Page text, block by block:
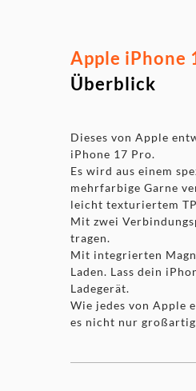
Apple iPhone
Überblick
Dieses von Apple
iPhone 17 Pro.
Es wird aus einem
mehrfarbige Garne
leicht texturiertem
Mit zwei
tragen.
Mit integrierten
Laden. Lass dein
Ladegerät.
Wie jedes von Apple
es nicht nur großartig